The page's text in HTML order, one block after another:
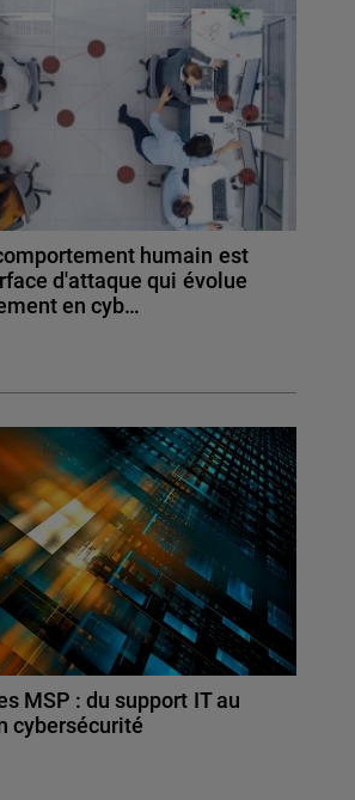
humain est
d'attaque qui évolue
en cyb…
MSP : du support IT au
cybersécurité